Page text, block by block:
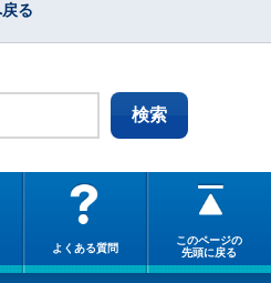
る
よくある質問
このページの
先頭に戻る